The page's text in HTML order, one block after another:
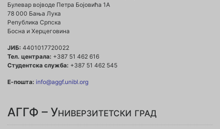
Булевар војводе Петра Бојовића 1A
78 000 Бања Лука
Република Српска
Босна и Херцеговина
ЈИБ: 4401017720022
Тел. централа: +387 51 462 616
Студентска служба: +387 51 462 545
Е-пошта: info@aggf.unibl.org
АГГФ – Универзитетски град